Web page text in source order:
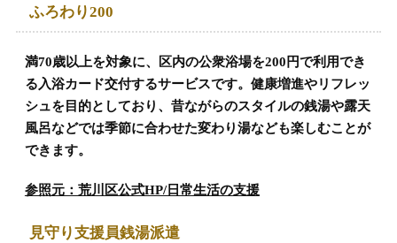
ふろわり200
満70歳以上を対象に、区内の公衆浴場を200円で利用でき
る入浴カード交付するサービスです。健康増進やリフレッ
シュを目的としており、昔ながらのスタイルの銭湯や露天
風呂などでは季節に合わせた変わり湯なども楽しむことが
できます。
参照元：荒川区公式HP/日常生活の支援
見守り支援員銭湯派遣